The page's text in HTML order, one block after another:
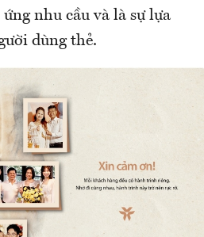
nhu cầu và là sự lựa
dùng thẻ.